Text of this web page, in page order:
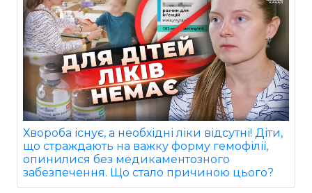
Хвороба існує, а необхідні ліки відсутні! Діти,
що страждають на важку форму гемофілії,
опинилися без медикаментозного
забезпечення. Що стало причиною цього?